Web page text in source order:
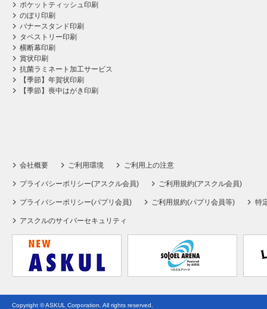
ポケットティッシュ印刷
のぼり印刷
バナースタンド印刷
タペストリー印刷
横断幕印刷
賞状印刷
抗菌ラミネート加工サービス
【季節】年賀状印刷
【季節】喪中はがき印刷
会社概要 ご利用環境 ご利用上の注意
プライバシーポリシー(アスクル会員) ご利用規約(アスクル会員)
プライバシーポリシー(パプリ会員) ご利用規約(パプリ会員等) 特
アスクルのサイバーセキュリティ
Copyright © ASKUL Corporation. All rights reserved.